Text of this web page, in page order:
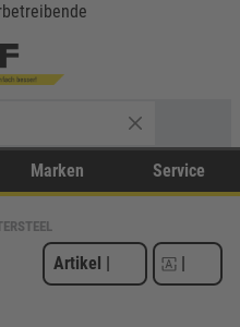
Marken Service
Artikel | |